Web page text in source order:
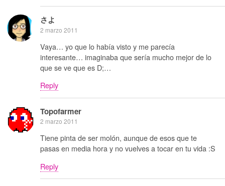
さよ
2 marzo 2011
Vaya… yo que lo había visto y me parecía
interesante… imaginaba que sería mucho mejor de lo
que se ve que es D;…
Reply
Topofarmer
2 marzo 2011
Tiene pinta de ser molón, aunque de esos que te
pasas en media hora y no vuelves a tocar en tu vida :S
Reply